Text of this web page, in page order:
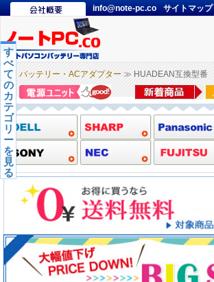
info@note-pc.co サイトマップ
バッテリー・ACアダプター ≫ HUADEAN互換型番
す
べ
て
の
カ
テ
ゴ
リ
ー
を
見
る